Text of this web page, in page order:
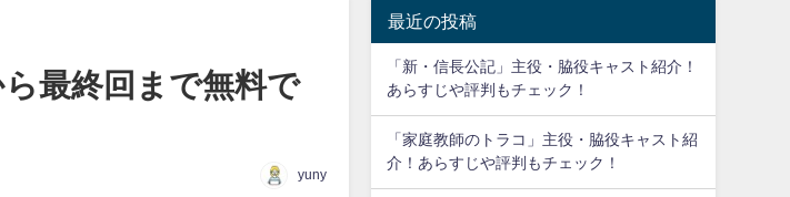
最終回まで無料で
yuny
最近の投稿
「新・信長公記」主役・脇役キャスト紹介！
あらすじや評判もチェック！
「家庭教師のトラコ」主役・脇役キャスト紹
介！あらすじや評判もチェック！